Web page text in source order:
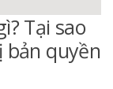
Tại sao
bản quyền